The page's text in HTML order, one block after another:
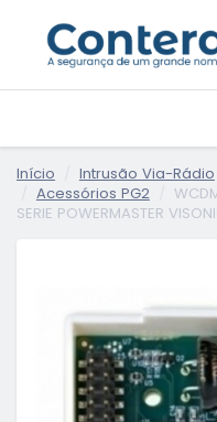
Início Intrusão Via-Rádio
Acessórios PG2
SERIE POWERMASTER